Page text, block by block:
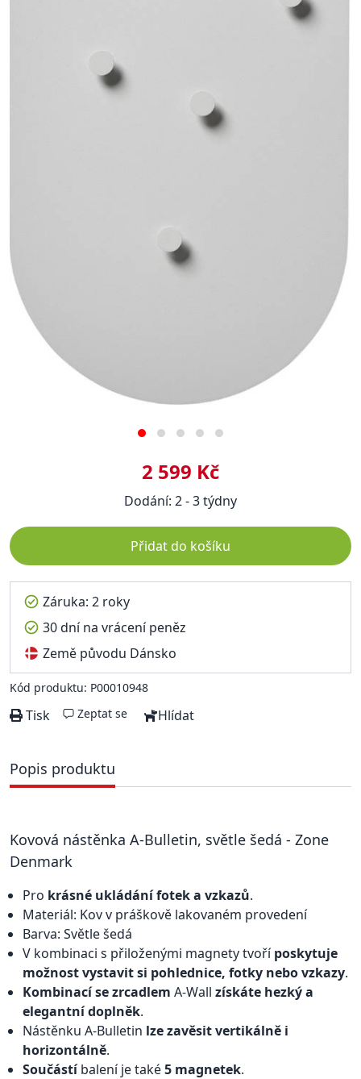
2 599 Kč
Dodání: 2 - 3 týdny
Přidat do košíku
Záruka: 2 roky
30 dní na vrácení peněz
Země původu Dánsko
Kód produktu: P00010948
Tisk Zeptat se Hlídat
Popis produktu
Kovová nástěnka A-Bulletin, světle šedá - Zone
Denmark
Pro krásné ukládání fotek a vzkazů.
Materiál: Kov v práškově lakovaném provedení
Barva: Světle šedá
V kombinaci s přiloženými magnety tvoříposkytuje
možnost vystavit si pohlednice, fotky nebo vzkazy.
Kombinací se zrcadlem A-Wall získáte hezký a
elegantní doplněk.
Nástěnku A-Bulletin lze zavěsit vertikálně i
horizontálně.
Součástíbalení je také5 magnetek.